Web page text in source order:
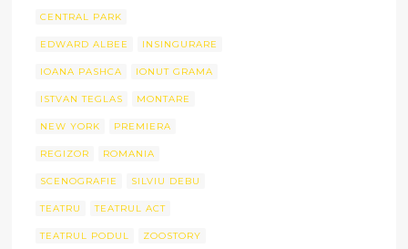
CENTRAL PARK
EDWARD ALBEE INSINGURARE
IOANA PASHCA IONUT GRAMA
ISTVAN TEGLAS MONTARE
NEW YORK PREMIERA
REGIZOR ROMANIA
SCENOGRAFIE SILVIU DEBU
TEATRU TEATRUL ACT
TEATRUL PODUL ZOOSTORY